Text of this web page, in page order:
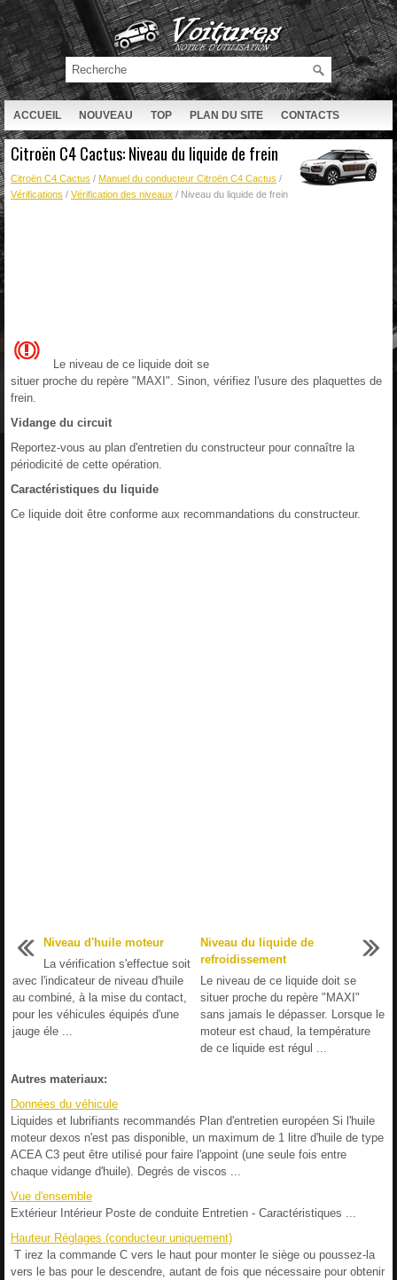
ACCUEIL NOUVEAU TOP PLAN DU SITE CONTACTS
RECHERCHE
Citroën C4 Cactus: Niveau du liquide de frein
Citroën C4 Cactus / Manuel du conducteur Citroën C4 Cactus /
Vérifications / Vérification des niveaux / Niveau du liquide de frein
Le niveau de ce liquide doit se
situer proche du repère "MAXI". Sinon, vérifiez l'usure des plaquettes de
frein.
Vidange du circuit
Reportez-vous au plan d'entretien du constructeur pour connaître la
périodicité de cette opération.
Caractéristiques du liquide
Ce liquide doit être conforme aux recommandations du constructeur.
Niveau d'huile moteur
La vérification s'effectue soit
avec l'indicateur de niveau d'huile
au combiné, à la mise du contact,
pour les véhicules équipés d'une
jauge éle ...
Niveau du liquide de
refroidissement
Le niveau de ce liquide doit se
situer proche du repère "MAXI"
sans jamais le dépasser. Lorsque le
moteur est chaud, la température
de ce liquide est régul ...
Autres materiaux:
Données du véhicule
Liquides et lubrifiants recommandés Plan d'entretien européen Si l'huile
moteur dexos n'est pas disponible, un maximum de 1 litre d'huile de type
ACEA C3 peut être utilisé pour faire l'appoint (une seule fois entre
chaque vidange d'huile). Degrés de viscos ...
Vue d'ensemble
Extérieur Intérieur Poste de conduite Entretien - Caractéristiques ...
Hauteur Réglages (conducteur uniquement)
T irez la commande C vers le haut pour monter le siège ou poussez-la
vers le bas pour le descendre, autant de fois que nécessaire pour obtenir